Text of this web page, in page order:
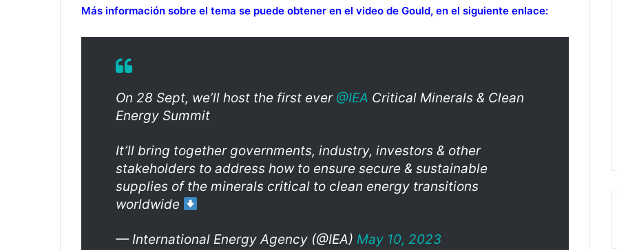
Más información sobre el tema se puede obtener en el video de Gould, en el siguiente enlace:
On 28 Sept, we’ll host the first ever @IEA Critical Minerals & Clean
Energy Summit
It’ll bring together governments, industry, investors & other
stakeholders to address how to ensure secure & sustainable
supplies of the minerals critical to clean energy transitions
worldwide
— International Energy Agency (@IEA) May 10, 2023